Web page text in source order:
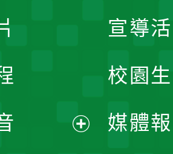
宣導
校園
媒體